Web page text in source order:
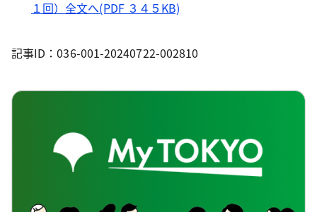
１回）全文へ(PDF ３４５KB)
記事ID：036-001-20240722-002810